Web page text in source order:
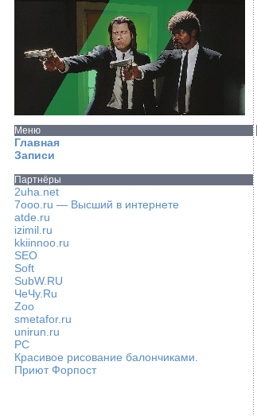
Меню
Главная
Записи
Партнёры
2uha.net
7ooo.ru — Высший в интернете
atde.ru
izimil.ru
kkiinnoo.ru
SEO
Soft
SubW.RU
ЧеЧу.Ru
Zoo
smetafor.ru
unirun.ru
PC
Красивое рисование балончиками.
Приют Форпост